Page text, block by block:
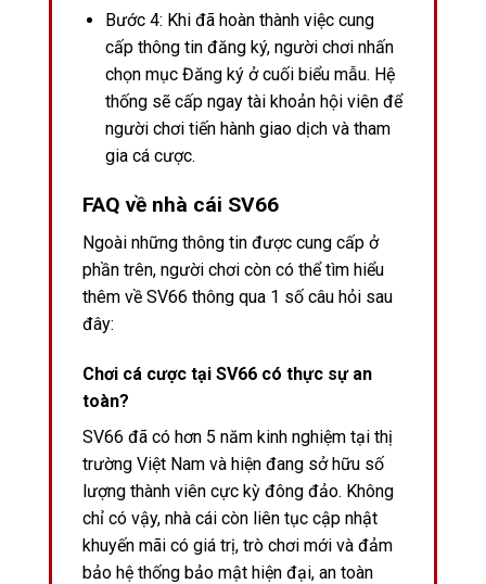
Bước 4: Khi đã hoàn thành việc cung
cấp thông tin đăng ký, người chơi nhấn
chọn mục Đăng ký ở cuối biểu mẫu. Hệ
thống sẽ cấp ngay tài khoản hội viên để
người chơi tiến hành giao dịch và tham
gia cá cược.
FAQ về nhà cái SV66
Ngoài những thông tin được cung cấp ở
phần trên, người chơi còn có thể tìm hiểu
thêm về SV66 thông qua 1 số câu hỏi sau
đây:
Chơi cá cược tại SV66 có thực sự an
toàn?
SV66 đã có hơn 5 năm kinh nghiệm tại thị
trường Việt Nam và hiện đang sở hữu số
lượng thành viên cực kỳ đông đảo. Không
chỉ có vậy, nhà cái còn liên tục cập nhật
khuyến mãi có giá trị, trò chơi mới và đảm
bảo hệ thống bảo mật hiện đại, an toàn